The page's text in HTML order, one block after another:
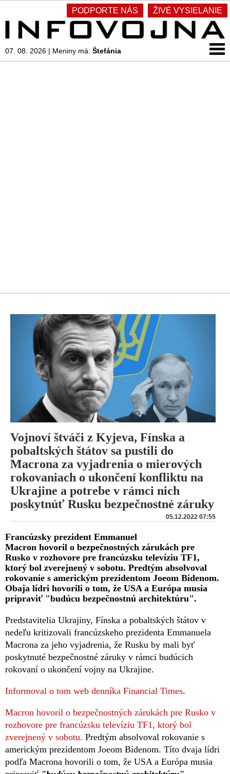
PODPORTE NÁS ŽIVÉ VYSIELANIE
07. 08. 2026 | Meniny má: Štefánia
Vojnoví štváči z Kyjeva, Fínska a
pobaltských štátov sa pustili do
Macrona za vyjadrenia o mierových
rokovaniach o ukončení konfliktu na
Ukrajine a potrebe v rámci nich
poskytnúť Rusku bezpečnostné záruky
05.12.2022 07:55
Francúzsky prezident Emmanuel
Macron hovoril o bezpečnostných zárukách pre
Rusko v rozhovore pre francúzsku televíziu TF1,
ktorý bol zverejnený v sobotu. Predtým absolvoval
rokovanie s americkým prezidentom Joeom Bidenom.
Obaja lídri hovorili o tom, že USA a Európa musia
pripraviť "budúcu bezpečnostnú architektúru".
Predstavitelia Ukrajiny, Fínska a pobaltských štátov v
nedeľu kritizovali francúzskeho prezidenta Emmanuela
Macrona za jeho vyjadrenia, že Rusku by mali byť
poskytnuté bezpečnostné záruky v rámci budúcich
rokovaní o ukončení vojny na Ukrajine.
Informoval o tom web denníka Financial Times.
Macron hovoril o bezpečnostných zárukách pre Rusko v
rozhovore pre francúzsku televíziu TF1, ktorý bol
zverejnený v sobotu. Predtým absolvoval rokovanie s
americkým prezidentom Joeom Bidenom. Títo dvaja lídri
podľa Macrona hovorili o tom, že USA a Európa musia